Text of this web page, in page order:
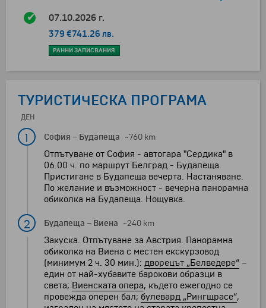
07.10.2026 г.
379 €741.26 лв.
РАННИ ЗАПИСВАНИЯ
ТУРИСТИЧЕСКА ПРОГРАМА
ДЕН
1 София – Будапеща ~760 km
Отпътуване от София - автогара "Сердика" в
06.00 ч. по маршрут Белград - Будапеща.
Пристигане в Будапеща вечерта. Настаняване.
По желание и възможност - вечерна панорамна
обиколка на Будапеща. Нощувка.
2 Будапеща – Виена ~240 km
Закуска. Отпътуване за Австрия. Панорамна
обиколка на Виена с местен екскурзовод
(минимум 2 ч. 30 мин.): дворецът „Белведере“ –
един от най-хубавите барокови образци в
света; Виенската опера, където ежегодно се
провежда оперен бал; булевард „Рингщрасе“,